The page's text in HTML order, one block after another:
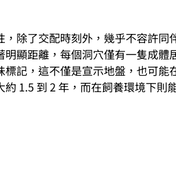
除了交配時刻外，幾乎不容許同
顯距離，每個洞穴僅有一隻成體
記，這不僅是宣示地盤，也可能
1.5 到 2 年，而在飼養環境下則